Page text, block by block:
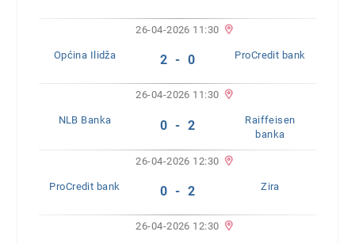
26-04-2026 11:30
Općina Ilidža 2 - 0 ProCredit bank
26-04-2026 11:30
NLB Banka 0 - 2
Raiffeisen
banka
26-04-2026 12:30
ProCredit bank 0 - 2 Zira
26-04-2026 12:30